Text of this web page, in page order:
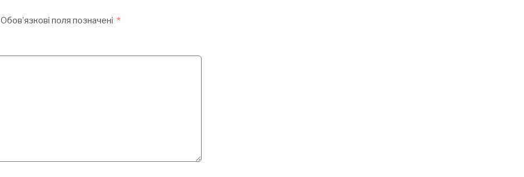
Обов’язкові поля позначені *